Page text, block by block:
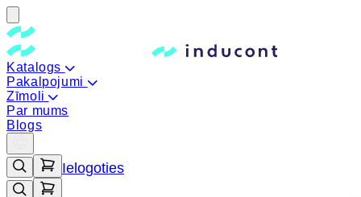
Katalogs
Pakalpojumi
Zīmoli
Par mums
Blogs
Ielogoties